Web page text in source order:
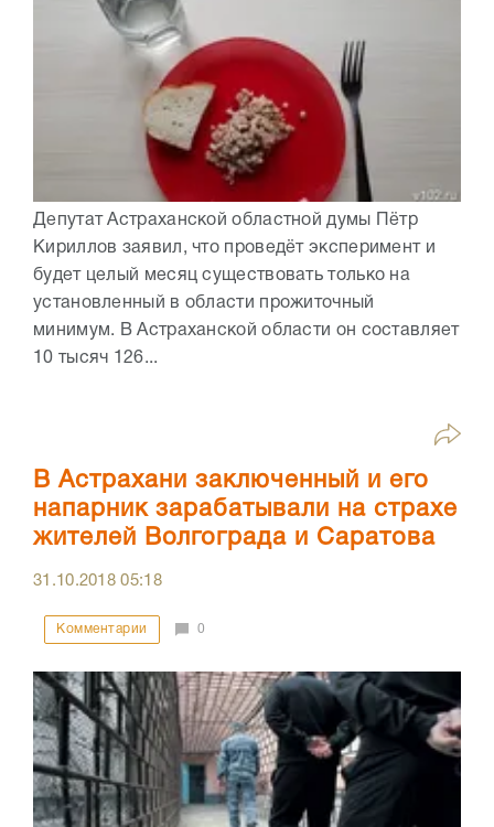
Депутат Астраханской областной думы Пётр
Кириллов заявил, что проведёт эксперимент и
будет целый месяц существовать только на
установленный в области прожиточный
минимум. В Астраханской области он составляет
10 тысяч 126...
В Астрахани заключенный и его
напарник зарабатывали на страхе
жителей Волгограда и Саратова
31.10.201805:18
Комментарии 0